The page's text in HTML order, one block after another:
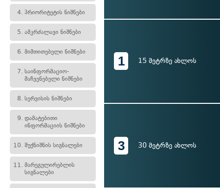
4. პრიორიტეტის ნიშნები
5. ამკრძალავი ნიშნები
6. მიმთითებელი ნიშნები
7. საინფორმაციო-
მაჩვენებელი ნიშნები
8. სერვისის ნიშნები
9. დამატებითი
ინფორმაციის ნიშნები
10. შუქნიშნის სიგნალები
11. მარეგულირებლის
სიგნალები
1 15 მეტრზე ახლოს
3 30 მეტრზე ახლოს